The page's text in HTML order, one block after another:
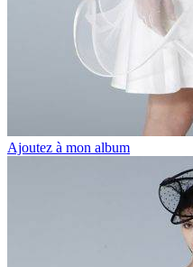
Ajoutez à mon album